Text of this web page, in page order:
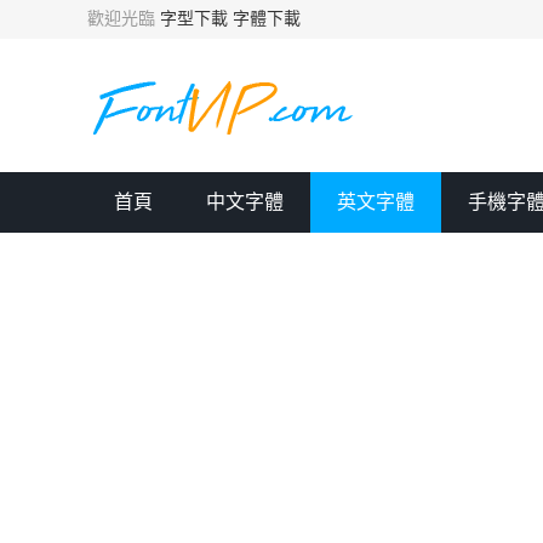
歡迎光臨 字型下載 字體下載
首頁 中文字體 英文字體 手機字